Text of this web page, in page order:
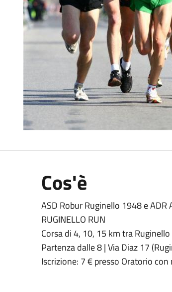
Cos'è
ASD Robur Ruginello 1948 e ADR
RUGINELLO RUN
Corsa di 4, 10, 15 km tra
Partenza dalle 8 | Via Diaz 17
Iscrizione: 7 € presso Oratorio